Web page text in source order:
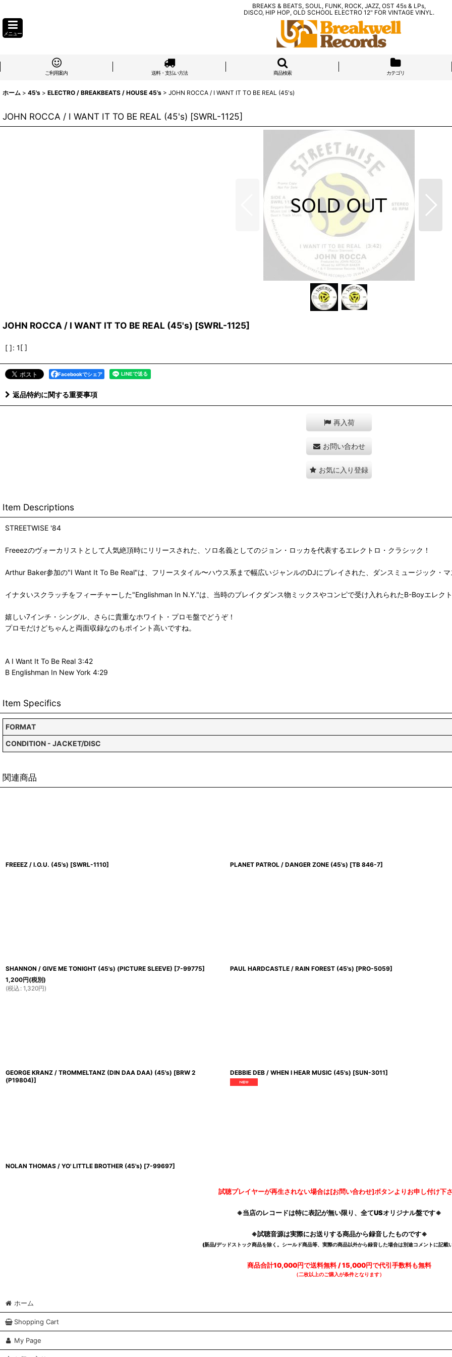
BREAKS & BEATS, SOUL, FUNK, ROCK, JAZZ, OST 45s & LPs,
DISCO, HIP HOP, OLD SCHOOL ELECTRO 12" FOR VINTAGE VINYL.
メニュー
ご利用案内 送料・支払い方法 商品検索 カテゴリ
ホーム > 45's > ELECTRO / BREAKBEATS / HOUSE 45’s > JOHN ROCCA / I WANT IT TO BE REAL (45's)
JOHN ROCCA / I WANT IT TO BE REAL (45's) [SWRL-1125]
JOHN ROCCA / I WANT IT TO BE REAL (45's) [SWRL-1125]
[ ]: 1[ ]
Facebookでシェア
返品特約に関する重要事項
再入荷
お問い合わせ
お気に入り登録
Item Descriptions
STREETWISE '84
Freeezのヴォーカリストとして人気絶頂時にリリースされた、ソロ名義としてのジョン・ロッカを代表するエレクトロ・クラシック！
Arthur Baker参加の"I Want It To Be Real"は、フリースタイル〜ハウス系まで幅広いジャンルのDJにプレイされた、ダンスミュージック・マ
イナタいスクラッチをフィーチャーした"Englishman In N.Y."は、当時のブレイクダンス物ミックスやコンピで受け入れられたB-Boyエレクト
嬉しい7インチ・シングル、さらに貴重なホワイト・プロモ盤でどうぞ！
プロモだけどちゃんと両面収録なのもポイント高いですね。
A I Want It To Be Real 3:42
B Englishman In New York 4:29
Item Specifics
FORMAT
CONDITION - JACKET/DISC
関連商品
FREEEZ / I.O.U. (45's) [SWRL-1110] PLANET PATROL / DANGER ZONE (45's) [TB 846-7]
SHANNON / GIVE ME TONIGHT (45's) (PICTURE SLEEVE) [7-99775]
1,200円(税別)
(税込 : 1,320円)
PAUL HARDCASTLE / RAIN FOREST (45's) [PRO-5059]
GEORGE KRANZ / TROMMELTANZ (DIN DAA DAA) (45's) [BRW 2
(P19804)]
DEBBIE DEB / WHEN I HEAR MUSIC (45's) [SUN-3011]
NOLAN THOMAS / YO' LITTLE BROTHER (45's) [7-99697]
試聴プレイヤーが再生されない場合は[お問い合わせ]ボタンよりお申し付け下
※当店のレコードは特に表記が無い限り、全てUSオリジナル盤です※
※試聴音源は実際にお送りする商品から録音したものです※
(新品/デッドストック商品を除く。シールド商品等、実際の商品以外から録音した場合は別途コメントに記載
商品合計10,000円で送料無料 / 15,000円で代引手数料も無料
（二枚以上のご購入が条件となります）
ホーム
Shopping Cart
My Page